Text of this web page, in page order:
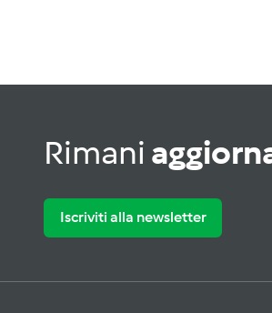
Rimani
Iscriviti alla newsletter